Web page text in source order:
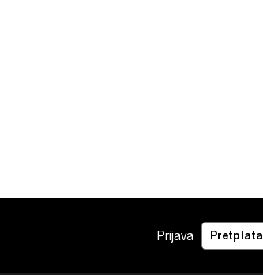
Prijava Pretplata